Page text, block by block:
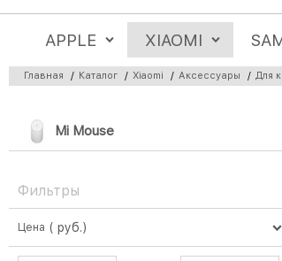
APPLE XIAOMI
Главная / Каталог / Xiaomi / Аксессуары / Для
Mi Mouse
Фильтры
Цена ( руб.)
Найдено товаров: